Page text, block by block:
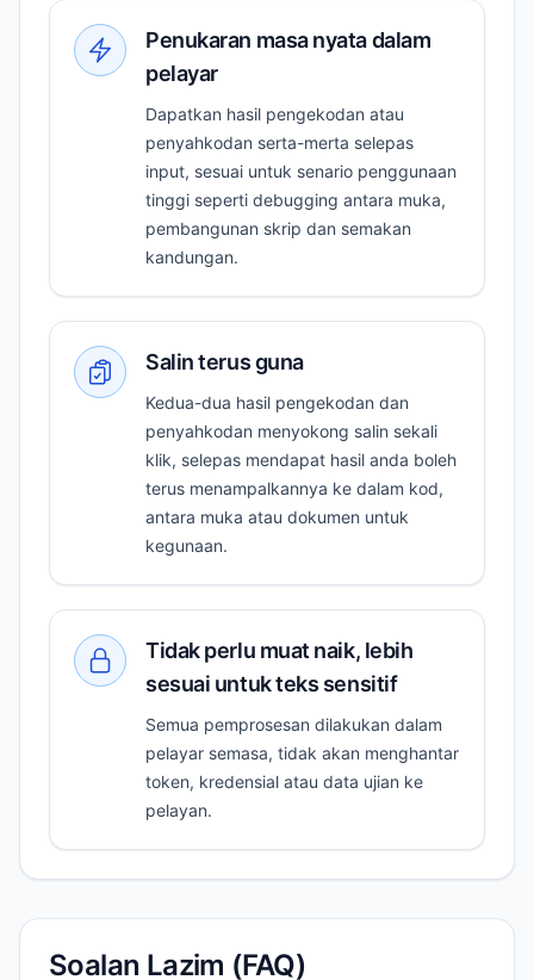
Penukaran masa nyata dalam
pelayar
Dapatkan hasil pengekodan atau
penyahkodan serta-merta selepas
input, sesuai untuk senario penggunaan
tinggi seperti debugging antara muka,
pembangunan skrip dan semakan
kandungan.
Salin terus guna
Kedua-dua hasil pengekodan dan
penyahkodan menyokong salin sekali
klik, selepas mendapat hasil anda boleh
terus menampalkannya ke dalam kod,
antara muka atau dokumen untuk
kegunaan.
Tidak perlu muat naik, lebih
sesuai untuk teks sensitif
Semua pemprosesan dilakukan dalam
pelayar semasa, tidak akan menghantar
token, kredensial atau data ujian ke
pelayan.
Soalan Lazim (FAQ)